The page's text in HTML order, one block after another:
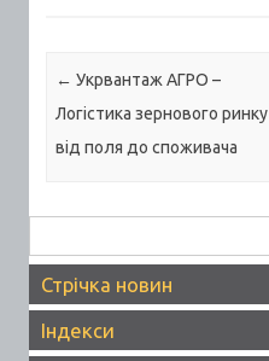
Post navigation
← Укрвантаж АГРО –
Логістика зернового ринку
від поля до споживача
Стрічка новин
Індекси